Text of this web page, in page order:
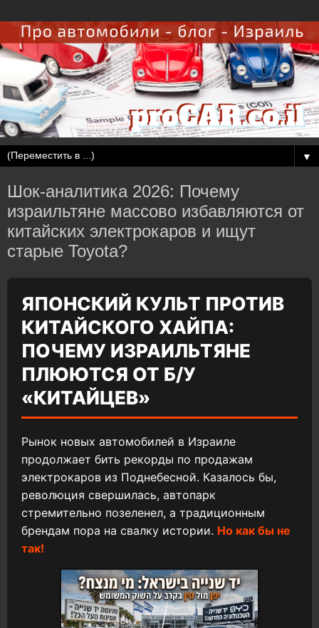
▼
Шок-аналитика 2026: Почему
израильтяне массово избавляются от
китайских электрокаров и ищут
старые Toyota?
ЯПОНСКИЙ КУЛЬТ ПРОТИВ
КИТАЙСКОГО ХАЙПА:
ПОЧЕМУ ИЗРАИЛЬТЯНЕ
ПЛЮЮТСЯ ОТ Б/У
«КИТАЙЦЕВ»
Рынок новых автомобилей в Израиле
продолжает бить рекорды по продажам
электрокаров из Поднебесной. Казалось бы,
революция свершилась, автопарк
стремительно позеленел, а традиционным
брендам пора на свалку истории. Но как бы не
так!